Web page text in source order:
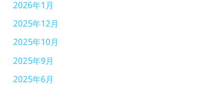
2026年1月
2025年12月
2025年10月
2025年9月
2025年6月